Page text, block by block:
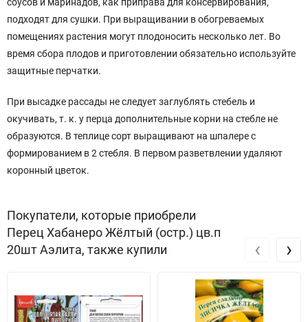
подходят для сушки. При выращивании в обогреваемых
помещениях растения могут плодоносить несколько лет. Во
время сбора плодов и приготовлении обязательно используйте
защитные перчатки.
При высадке рассады не следует заглублять стебель и
окучивать, т. к. у перца дополнительные корни на стебле не
образуются. В теплице сорт выращивают на шпалере с
формированием в 2 стебля. В первом разветвлении удаляют
коронный цветок.
Покупатели, которые приобрели
Перец Хабанеро Жёлтый (остр.) цв.п
20шт Аэлита, также купили
‹ ›